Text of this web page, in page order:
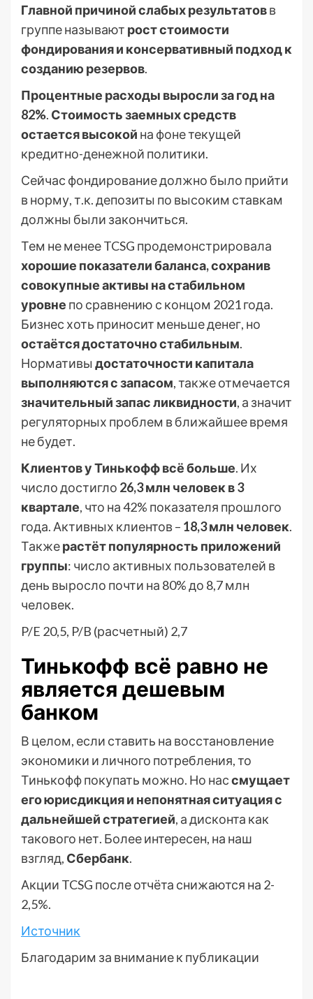
Главной причиной слабых результатовв
группе называют рост стоимости
фондирования и консервативный подход к
созданию резервов.
Процентные расходы выросли за год на
82%. Стоимость заемных средств
остается высокой на фоне текущей
кредитно-денежной политики.
Сейчас фондирование должно было прийти
в норму, т.к. депозиты по высоким ставкам
должны были закончиться.
Тем не менее TCSG продемонстрировала
хорошие показатели баланса, сохранив
совокупные активы на стабильном
уровне по сравнению с концом 2021 года.
Бизнес хоть приносит меньше денег, но
остаётся достаточно стабильным.
Нормативы достаточности капитала
выполняются с запасом, также отмечается
значительный запас ликвидности, а значит
регуляторных проблем в ближайшее время
не будет.
Клиентов у Тинькофф всё больше. Их
число достигло 26,3 млн человек в 3
квартале, что на 42% показателя прошлого
года. Активных клиентов – 18,3 млн человек.
Такжерастёт популярность приложений
группы: число активных пользователей в
день выросло почти на 80% до 8,7 млн
человек.
P/E 20,5, P/B (расчетный) 2,7
Тинькофф всё равно не
является дешевым
банком
В целом, если ставить на восстановление
экономики и личного потребления, то
Тинькофф покупать можно. Но нассмущает
его юрисдикция и непонятная ситуация с
дальнейшей стратегией, а дисконта как
такового нет. Более интересен, на наш
взгляд, Сбербанк.
Акции TCSG после отчёта снижаются на 2-
2,5%.
Источник
Благодарим за внимание к публикации